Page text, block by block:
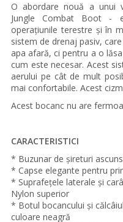
O abordare nouă a unui
Jungle Combat Boot -
operațiunile terestre și în
sistem de drenaj pasiv,
apa afară, ci pentru a o
cum este necesar. Acest
aerului pe cât de mult
mai confortabile. Acest
Acest bocanc nu are
CARACTERISTICI
* Buzunar de șireturi
* Capse elegante pentru
* Suprafețele laterale și
Nylon superior
* Botul bocancului și
culoare neagră